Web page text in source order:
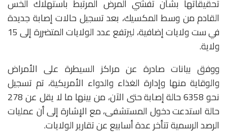
تحقيقاتها بشأن تفشي المرض المرتبط باستهلاك الخس
القادم من وسط المكسيك، بعد تسجيل حالات إصابة جديدة
في ست ولايات إضافية، ليرتفع عدد الولايات المتضررة إلى 15
ولاية.
ووفق بيانات صادرة عن مراكز السيطرة على الأمراض
والوقاية منها وإدارة الغذاء والدواء الأمريكية، تم تسجيل
نحو 6358 حالة إصابة حتى الآن، من بينها ما لا يقل عن 278
حالة استدعت دخول المستشفى، مع الإشارة إلى أن عمليات
الرصد الرسمية تتأخر عدة أسابيع عن تقارير الولايات.